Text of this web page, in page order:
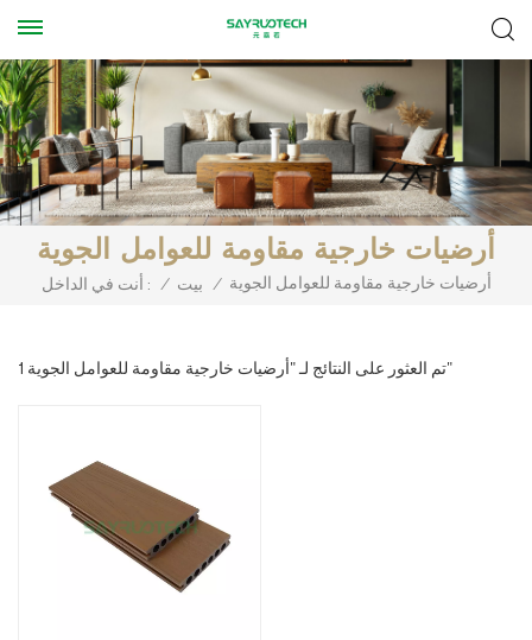
أرضيات خارجية مقاومة للعوامل الجوية
أنت في الداخل : / بيت / أرضيات خارجية مقاومة للعوامل الجوية
1 تم العثور على النتائج لـ "أرضيات خارجية مقاومة للعوامل الجوية"